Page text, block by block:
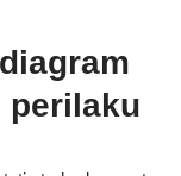
perilaku